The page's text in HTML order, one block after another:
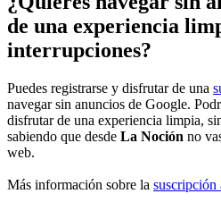
de una experiencia
interrupciones?
Puedes registrarse y disfrutar de una
navegar sin anuncios de Google.
disfrutar de una experiencia limpia,
sabiendo que desde La Noción no
web.
Más información sobre la suscripción